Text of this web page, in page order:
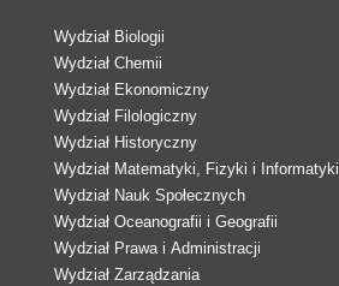
Wydział Biologii
Wydział Chemii
Wydział Ekonomiczny
Wydział Filologiczny
Wydział Historyczny
Wydział Matematyki, Fizyki i Informatyki
Wydział Nauk Społecznych
Wydział Oceanografii i Geografii
Wydział Prawa i Administracji
Wydział Zarządzania